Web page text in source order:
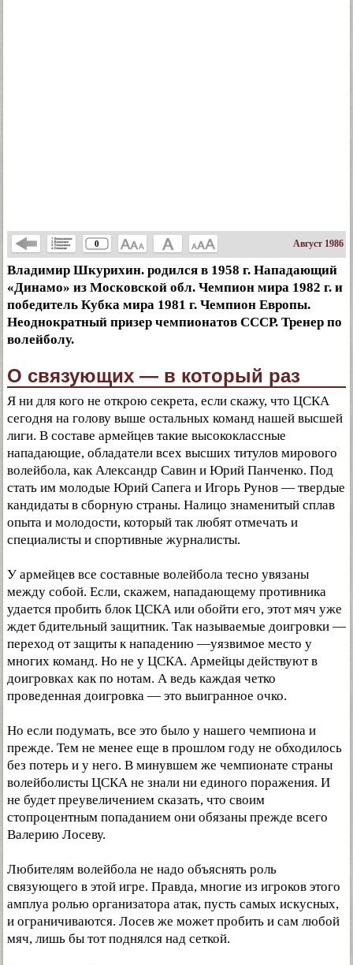
0 Август 1986
Владимир Шкурихин. родился в 1958 г. Нападающий
«Динамо» из Московской обл. Чемпион мира 1982 г. и
победитель Кубка мира 1981 г. Чемпион Европы.
Неоднократный призер чемпионатов СССР. Тренер по
волейболу.
О связующих — в который раз
Я ни для кого не открою секрета, если скажу, что ЦСКА
сегодня на голову выше остальных команд нашей высшей
лиги. В составе армейцев такие высококлассные
нападающие, обладатели всех высших титулов мирового
волейбола, как Александр Савин и Юрий Панченко. Под
стать им молодые Юрий Сапега и Игорь Рунов — твердые
кандидаты в сборную страны. Налицо знаменитый сплав
опыта и молодости, который так любят отмечать и
специалисты и спортивные журналисты.
У армейцев все составные волейбола тесно увязаны
между собой. Если, скажем, нападающему противника
удается пробить блок ЦСКА или обойти его, этот мяч уже
ждет бдительный защитник. Так называемые доигровки —
переход от защиты к нападению —уязвимое место у
многих команд. Но не у ЦСКА. Армейцы действуют в
доигровках как по нотам. А ведь каждая четко
проведенная доигровка — это выигранное очко.
Но если подумать, все это было у нашего чемпиона и
прежде. Тем не менее еще в прошлом году не обходилось
без потерь и у него. В минувшем же чемпионате страны
волейболисты ЦСКА не знали ни единого поражения. И
не будет преувеличением сказать, что своим
стопроцентным попаданием они обязаны прежде всего
Валерию Лосеву.
Любителям волейбола не надо объяснять роль
связующего в этой игре. Правда, многие из игроков этого
амплуа ролью организатора атак, пусть самых искусных,
и ограничиваются. Лосев же может пробить и сам любой
мяч, лишь бы тот поднялся над сеткой.